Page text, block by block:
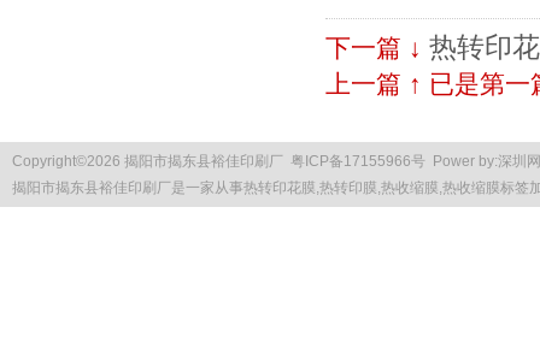
下一篇 ↓ 热转印
上一篇 ↑ 已是第一
Copyright©2026 揭阳市揭东县裕佳印刷厂 粤ICP备17155966号 Power by:深圳
揭阳市揭东县裕佳印刷厂是一家从事热转印花膜,热转印膜,热收缩膜,热收缩膜标签